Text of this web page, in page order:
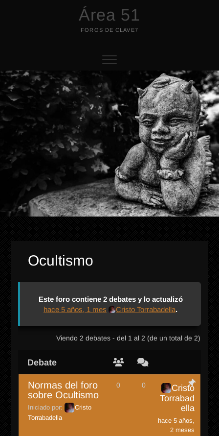
Área 51
FOROS DE CLAVE7
Ocultismo
Este foro contiene 2 debates y lo actualizó
hace 5 años, 1 mes
Cristo Torrabadella.
Viendo 2 debates - del 1 al 2 (de un total de 2)
Debate
Normas del foro
sobre Ocultismo
Iniciado por:
Cristo
Torrabadella
0 0
Cristo
Torrabad
ella
hace 5 años,
2 meses